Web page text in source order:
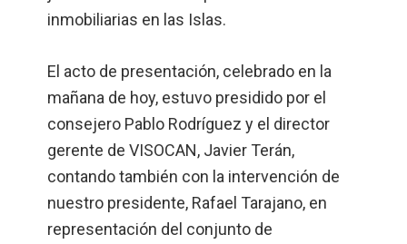
inmobiliarias en las Islas.
El acto de presentación, celebrado en la
mañana de hoy, estuvo presidido por el
consejero Pablo Rodríguez y el director
gerente de VISOCAN, Javier Terán,
contando también con la intervención de
nuestro presidente, Rafael Tarajano, en
representación del conjunto de